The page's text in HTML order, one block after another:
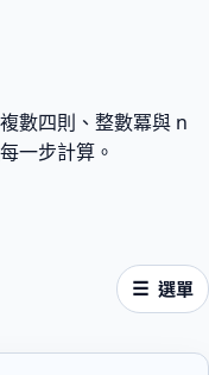
選單
數四則、整數冪與 n
一步計算。